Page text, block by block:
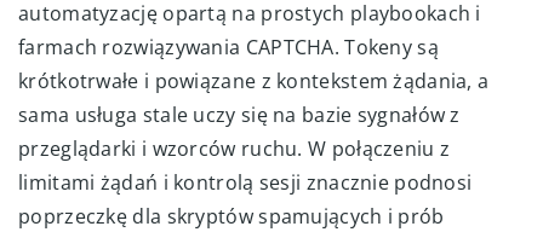
automatyzację opartą na prostych playbookach i
farmach rozwiązywania CAPTCHA. Tokeny są
krótkotrwałe i powiązane z kontekstem żądania, a
sama usługa stale uczy się na bazie sygnałów z
przeglądarki i wzorców ruchu. W połączeniu z
limitami żądań i kontrolą sesji znacznie podnosi
poprzeczkę dla skryptów spamujących i prób